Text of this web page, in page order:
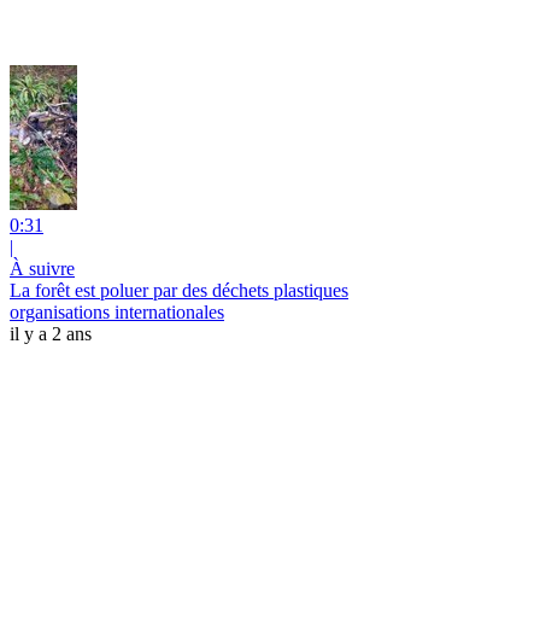
0:31
|
À suivre
La forêt est poluer par des déchets plastiques
organisations internationales
il y a 2 ans